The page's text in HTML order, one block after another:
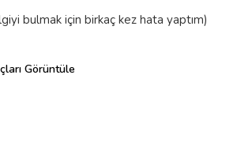
bulmak için birkaç kez hata yaptım)
Görüntüle